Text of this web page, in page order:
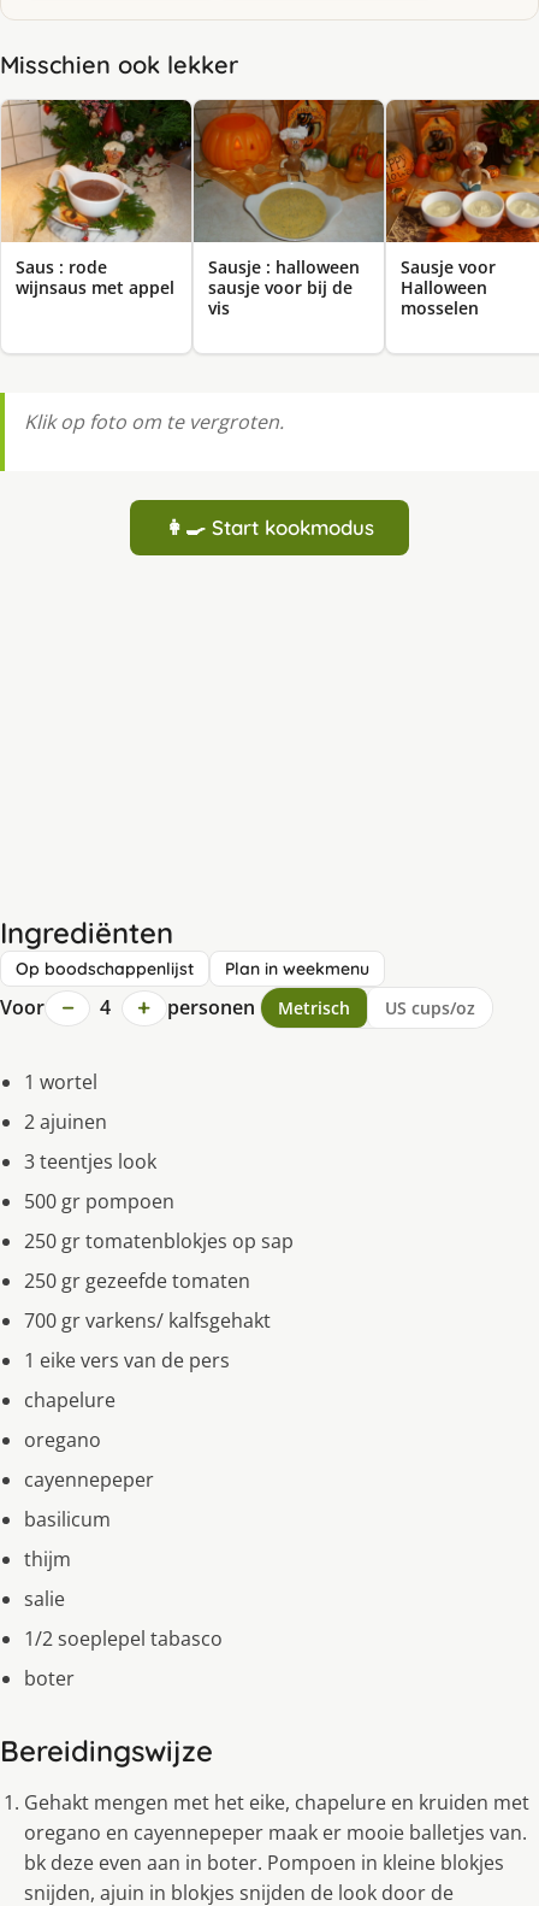
Misschien ook lekker
Saus : rode
wijnsaus met appel
Sausje : halloween
sausje voor bij de
vis
Sausje voor
Halloween
mosselen
Klik op foto om te vergroten.
👩‍🍳 Start kookmodus
Ingrediënten
Op boodschappenlijst Plan in weekmenu
Voor − 4 + personen Metrisch US cups/oz
1 wortel
2 ajuinen
3 teentjes look
500 gr pompoen
250 gr tomatenblokjes op sap
250 gr gezeefde tomaten
700 gr varkens/ kalfsgehakt
1 eike vers van de pers
chapelure
oregano
cayennepeper
basilicum
thijm
salie
1/2 soeplepel tabasco
boter
Bereidingswijze
Gehakt mengen met het eike, chapelure en kruiden met
oregano en cayennepeper maak er mooie balletjes van.
bk deze even aan in boter. Pompoen in kleine blokjes
snijden, ajuin in blokjes snijden de look door de